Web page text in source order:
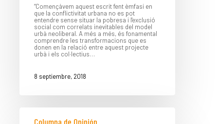
“Començàvem aquest escrit fent èmfasi en
que la conflictivitat urbana no es pot
entendre sense situar la pobresa i l'exclusió
social com correlats inevitables del model
urbà neoliberal. A més a més, és fonamental
comprendre les transformacions que es
donen en la relació entre aquest projecte
urbà i els col·lectius…
8 septiembre, 2018
Columna de Opinión